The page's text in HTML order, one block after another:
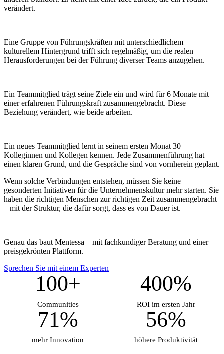
verändert.
Eine Gruppe von Führungskräften mit unterschiedlichem
kulturellem Hintergrund trifft sich regelmäßig, um die realen
Herausforderungen bei der Führung diverser Teams anzugehen.
Ein Teammitglied trägt seine Ziele ein und wird für 6 Monate mit
einer erfahrenen Führungskraft zusammengebracht. Diese
Beziehung verändert, wie beide arbeiten.
Ein neues Teammitglied lernt in seinem ersten Monat 30
Kolleginnen und Kollegen kennen. Jede Zusammenführung hat
einen klaren Grund, und die Gespräche sind von vornherein geplant.
Wenn solche Verbindungen entstehen, müssen Sie keine
gesonderten Initiativen für die Unternehmenskultur mehr starten. Sie
haben die richtigen Menschen zur richtigen Zeit zusammengebracht
– mit der Struktur, die dafür sorgt, dass es von Dauer ist.
Genau das baut Mentessa – mit fachkundiger Beratung und einer
preisgekrönten Plattform.
Sprechen Sie mit einem Experten
100+
Communities
400%
ROI im ersten Jahr
71%
mehr Innovation
56%
höhere Produktivität